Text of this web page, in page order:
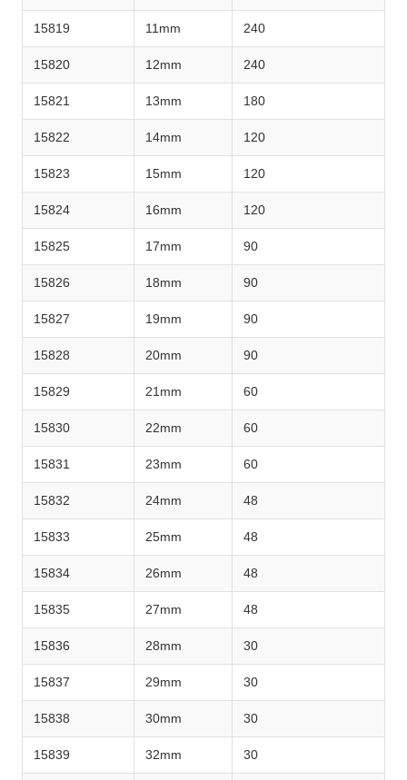
15819 11mm 240
15820 12mm 240
15821 13mm 180
15822 14mm 120
15823 15mm 120
15824 16mm 120
15825 17mm 90
15826 18mm 90
15827 19mm 90
15828 20mm 90
15829 21mm 60
15830 22mm 60
15831 23mm 60
15832 24mm 48
15833 25mm 48
15834 26mm 48
15835 27mm 48
15836 28mm 30
15837 29mm 30
15838 30mm 30
15839 32mm 30